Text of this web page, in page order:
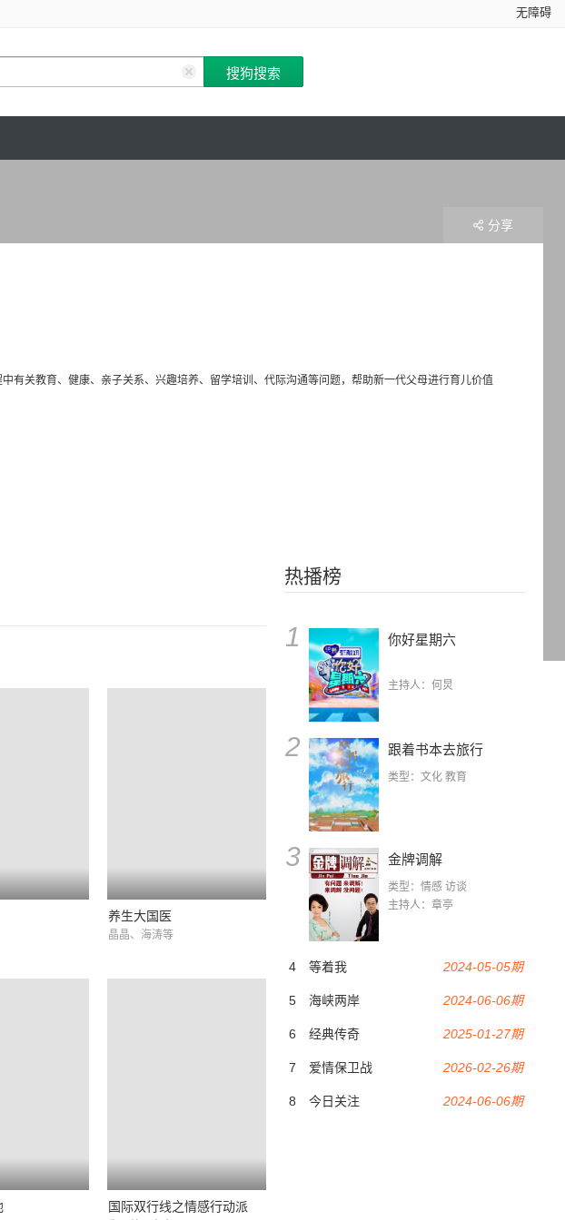
无障碍
有关教育、健康、亲子关系、兴趣培养、留学培训、代际沟通等问题，帮助新一代父母进行育儿价值
分享
热播榜
1 你好星期六
主持人：何炅
2 跟着书本去旅行
类型：文化 教育
3 金牌调解
类型：情感 访谈
主持人：章亭
2024-05-05期
4 等着我
2024-06-06期
5 海峡两岸
2025-01-27期
6 经典传奇
2026-02-26期
7 爱情保卫战
2024-06-06期
8 今日关注
养生大国医
晶晶、海涛等
国际双行线之情感行动派